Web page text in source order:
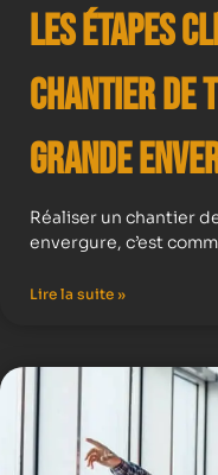
Les Étapes
Chantier de
Grande
Réaliser un chantier
envergure, c’est
Lire la suite »